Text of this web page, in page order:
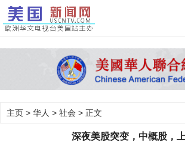
主页 > 华人 > 社会 > 正文
深夜美股突变，中概股，